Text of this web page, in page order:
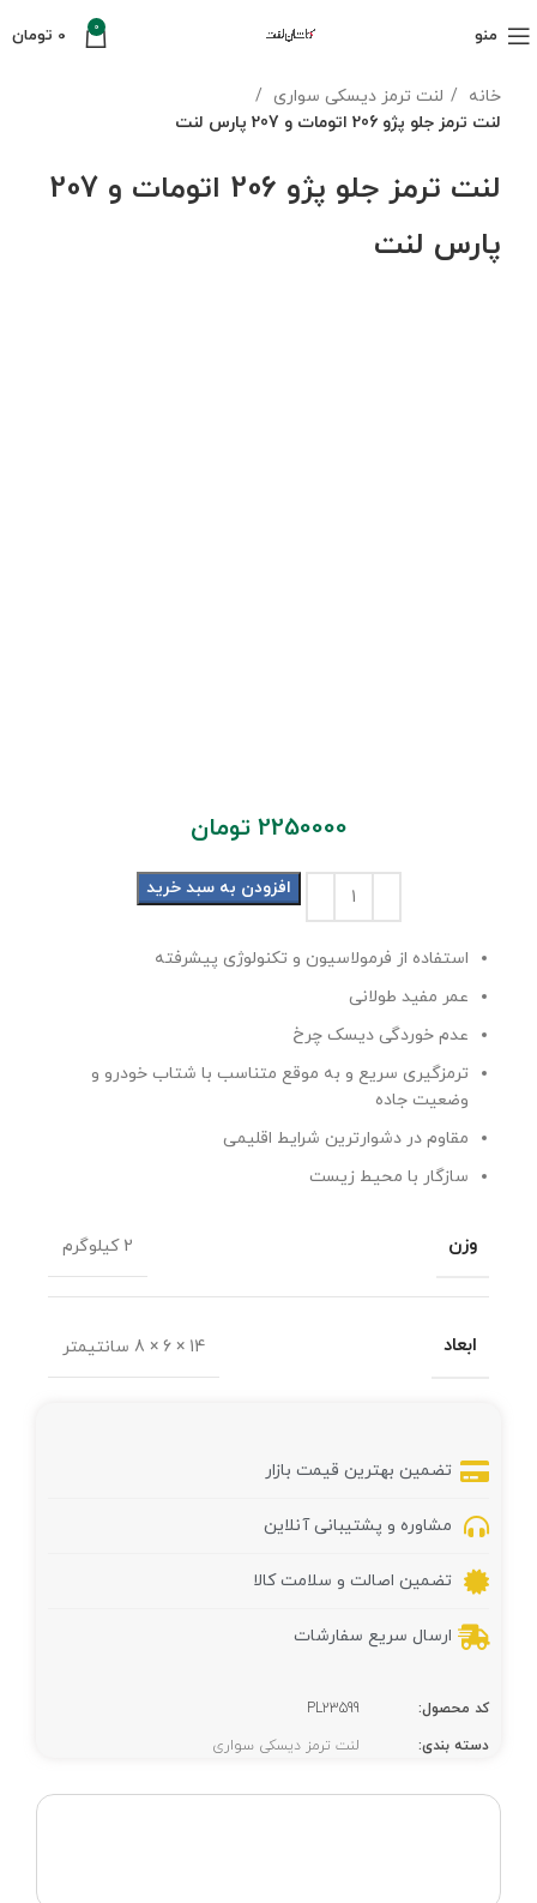
منو 0
0 تومان
خانه
لنت ترمز دیسکی سواری
لنت ترمز جلو پژو 206 اتومات و 207 پارس لنت
لنت ترمز جلو پژو 206 اتومات و 207
پارس لنت
2250000 تومان
افزودن به سبد خرید
استفاده از فرمولاسیون و تکنولوژی پیشرفته
عمر مفید طولانی
عدم خوردگی دیسک چرخ
ترمزگیری سریع و به موقع متناسب با شتاب خودرو و
وضعیت جاده
مقاوم در دشوارترین شرایط اقلیمی
سازگار با محیط زیست
وزن 2 کیلوگرم
ابعاد 14 × 6 × 8 سانتیمتر
تضمین بهترین قیمت بازار
مشاوره و پشتیبانی آنلاین
تضمین اصالت و سلامت کالا
ارسال سریع سفارشات
کد محصول:
PL23599
دسته بندی:
لنت ترمز دیسکی سواری